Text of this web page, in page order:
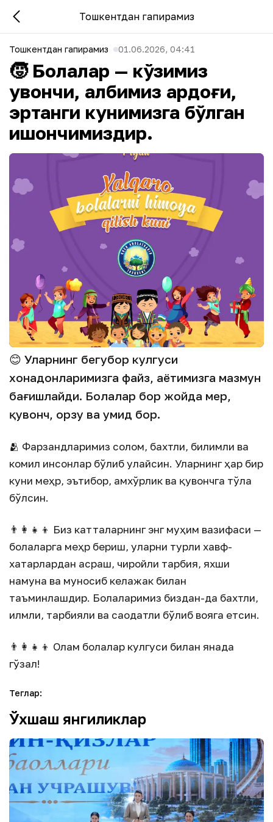
Тошкентдан гапирамиз
Тошкентдан гапирамиз 01.06.2026, 04:41
🧒 Болалар — кўзимиз
қувончи, қалбимиз ардоғи,
эртанги кунимизга бўлган
ишончимиздир.
😊 Уларнинг бегубор кулгуси
хонадонларимизга файз, ҳаётимизга мазмун
бағишлайди. Болалар бор жойда меҳр,
қувонч, орзу ва умид бор.
🫂 Фарзандларимиз соғлом, бахтли, билимли ва
комил инсонлар бўлиб улғайсин. Уларнинг ҳар бир
куни меҳр, эътибор, ғамхўрлик ва қувончга тўла
бўлсин.
👨‍👩‍👧‍👦 Биз катталарнинг энг муҳим вазифаси —
болаларга меҳр бериш, уларни турли хавф-
хатарлардан асраш, чиройли тарбия, яхши
намуна ва муносиб келажак билан
таъминлашдир. Болаларимиз биздан-да бахтли,
илмли, тарбияли ва саодатли бўлиб вояга етсин.
👨‍👩‍👧‍👦 Олам болалар кулгуси билан янада
гўзал!
Теглар:
Ўхшаш янгиликлар